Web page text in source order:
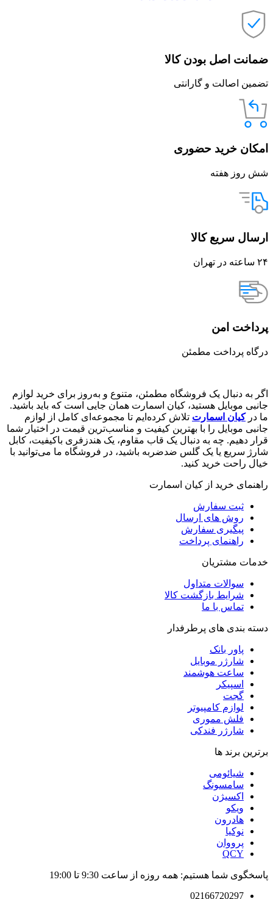
ضمانت اصل بودن کالا
تضمین اصالت و گارانتی
امکان خرید حضوری
شش روز هفته
ارسال سریع کالا
۲۴ ساعته در تهران
پرداخت امن
درگاه پرداخت مطمئن
اگر به دنبال یک فروشگاه مطمئن، متنوع و به‌روز برای خرید لوازم
جانبی موبایل هستید، کیان اسمارت همان جایی است که باید باشید.
ما درکیان اسمارت تلاش کرده‌ایم تا مجموعه‌ای کامل از لوازم
جانبی موبایل را با بهترین کیفیت و مناسب‌ترین قیمت در اختیار شما
قرار دهیم. چه به دنبال یک قاب مقاوم، یک هندزفری باکیفیت، کابل
شارژ سریع یا یک گلس ضدضربه باشید، در فروشگاه ما می‌توانید با
خیال راحت خرید کنید.
راهنمای خرید از کیان اسمارت
ثبت سفارش
روش‌ های ارسال
پیگیری سفارش
راهنمای پرداخت
خدمات مشتریان
سوالات متداول
شرایط بازگشت کالا
تماس با ما
دسته بندی های پرطرفدار
پاور بانک
شارژر موبایل
ساعت هوشمند
اسپیکر
گجت
لوازم کامپیوتر
فلش مموری
شارژر فندکی
برترین برند ها
شیائومی
سامسونگ
اکسیژن
ویکو
هادرون
نوکیا
پرووان
QCY
پاسخگوی شما هستیم: همه روزه از ساعت 9:30 تا 19:00
02166720297